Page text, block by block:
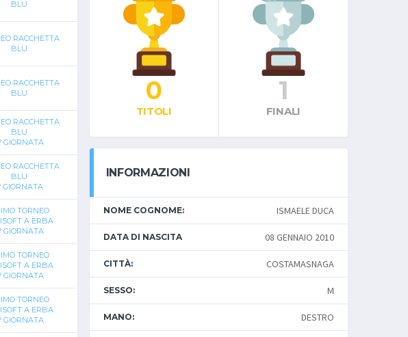
BLU
RACCHETTA
BLU
RACCHETTA
BLU
RACCHETTA
BLU
GIORNATA
RACCHETTA
BLU
GIORNATA
TORNEO
A ERBA
GIORNATA
TORNEO
A ERBA
GIORNATA
TORNEO
A ERBA
GIORNATA
0
TITOLI
1
FINALI
INFORMAZIONI
NOME COGNOME: ISMAELE DUCA
DATA DI NASCITA 08 GENNAIO 2010
CITTÀ: COSTAMASNAGA
SESSO: M
MANO: DESTRO